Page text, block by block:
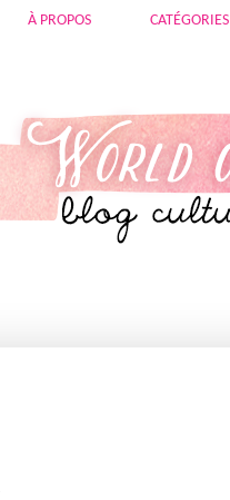
À PROPOS CATÉGORIES